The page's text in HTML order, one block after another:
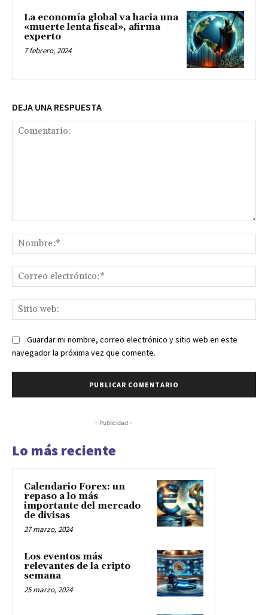
La economía global va hacia una
«muerte lenta fiscal», afirma
experto
7 febrero, 2024
DEJA UNA RESPUESTA
Guardar mi nombre, correo electrónico y sitio web en este
navegador la próxima vez que comente.
- Publicidad -
Lo más reciente
Calendario Forex: un
repaso a lo más
importante del mercado
de divisas
27 marzo, 2024
Los eventos más
relevantes de la cripto
semana
25 marzo, 2024